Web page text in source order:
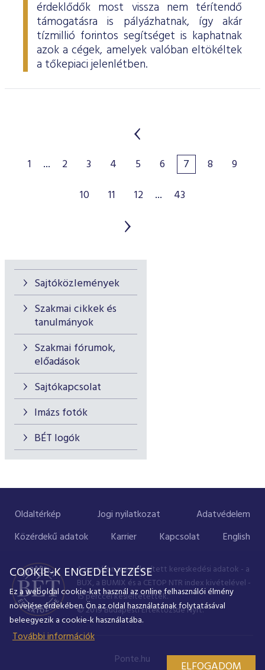
Sajtóközlemények
Szakmai cikkek és
tanulmányok
Szakmai fórumok,
előadások
Sajtókapcsolat
Imázs fotók
BÉT logók
érdeklődők most vissza nem térítendő
támogatásra is pályázhatnak, így akár
tízmillió forintos segítséget is kaphatnak
azok a cégek, amelyek valóban eltökéltek
a tőkepiaci jelenlétben.
1 ... 2 3 4 5 6 7 8
9
10
11 12 ... 43
Oldaltérkép Jogi nyilatkozat
Adatvédelem
Közérdekű adatok
Karrier Kapcsolat English
A portálon megjelenített kereskedési adatok - a
BUX, a BUMIX és a CETOP NTR index kivételével -
15 perccel késleltetettek.
© 2019 Budapesti Értéktőzsde Nyrt.
Ponte.hu
COOKIE-K ENGEDÉLYEZÉSE
Ez a weboldal cookie-kat használ az online felhasználói élmény
növelése érdekében. Ön az oldal használatának folytatásával
beleegyezik a cookie-k használatába.
További információk
ELFOGADOM